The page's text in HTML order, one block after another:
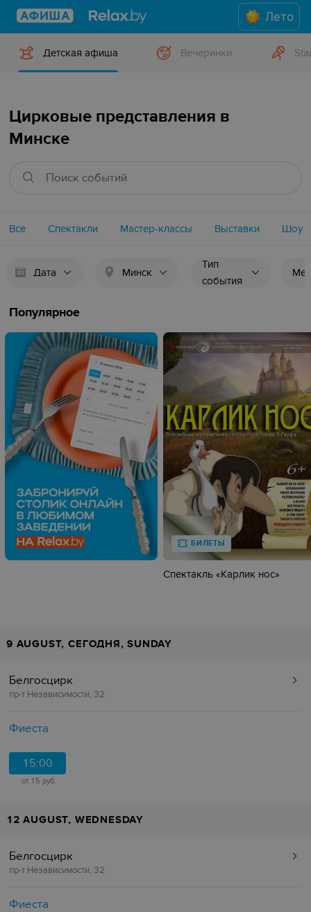
Лето
Детская афиша Вечеринки
Цирковые представления в
Минске
Все Спектакли Мастер-классы Выставки Шоу
Дата Минск
Тип
события
Популярное
БИЛЕТЫ
Спектакль «Карлик нос»
9 AUGUST, СЕГОДНЯ, SUNDAY
Белгосцирк
пр-т Независимости, 32
Фиеста
15:00
от 15 руб.
12 AUGUST, WEDNESDAY
Белгосцирк
пр-т Независимости, 32
Фиеста